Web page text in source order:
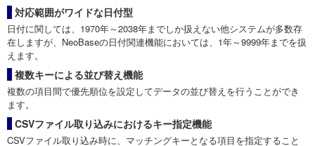
対応範囲がワイドな日付型
日付に関しては、1970年～2038年までしか扱えない他システムが多数存
在しますが、NeoBaseの日付関連機能においては、1年～9999年までを扱
えます。
複数キーによる並び替え機能
複数の項目間で優先順位を設定してデータの並び替えを行うことができ
ます。
CSVファイル取り込みにおけるキー指定機能
CSVファイル取り込み時に、マッチングキーとなる項目を指定すること